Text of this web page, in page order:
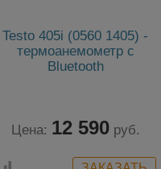
Testo 405i (0560 1405) -
термоанемометр с
Bluetooth
Цена: 12 590 руб.